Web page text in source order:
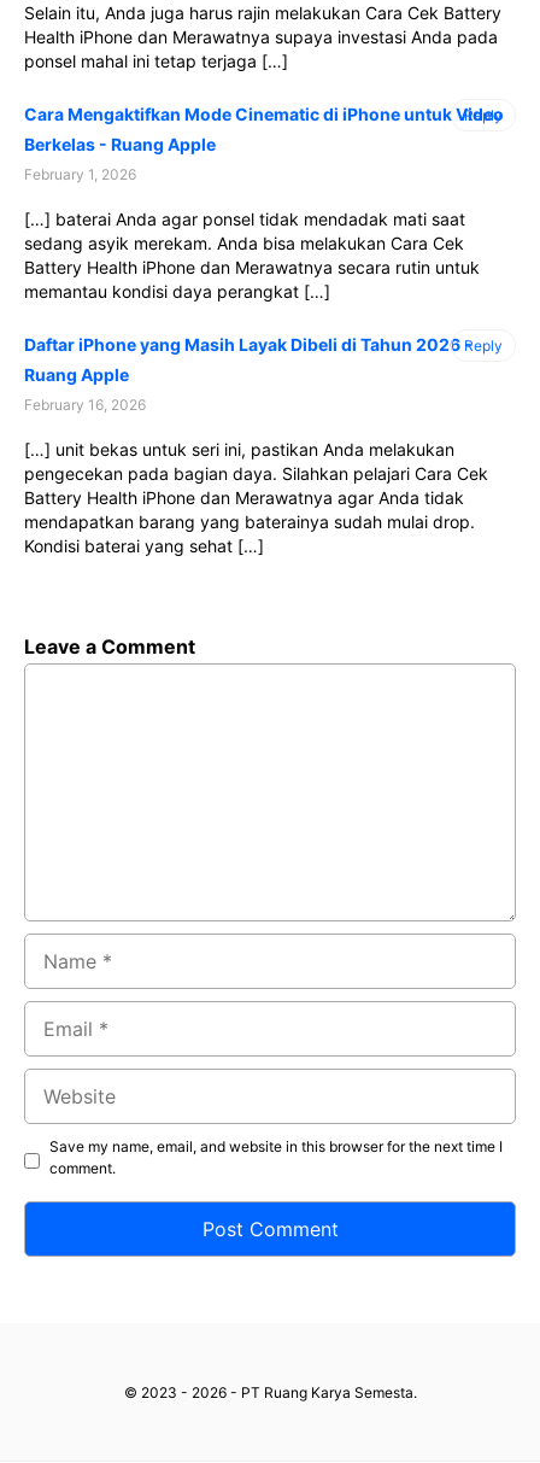
Selain itu, Anda juga harus rajin melakukan Cara Cek Battery
Health iPhone dan Merawatnya supaya investasi Anda pada
ponsel mahal ini tetap terjaga […]
Cara Mengaktifkan Mode Cinematic di iPhone untuk Video
Berkelas - Ruang Apple
February 1, 2026
[…] baterai Anda agar ponsel tidak mendadak mati saat
sedang asyik merekam. Anda bisa melakukan Cara Cek
Battery Health iPhone dan Merawatnya secara rutin untuk
memantau kondisi daya perangkat […]
Reply
Daftar iPhone yang Masih Layak Dibeli di Tahun 2026 -
Ruang Apple
February 16, 2026
[…] unit bekas untuk seri ini, pastikan Anda melakukan
pengecekan pada bagian daya. Silahkan pelajari Cara Cek
Battery Health iPhone dan Merawatnya agar Anda tidak
mendapatkan barang yang baterainya sudah mulai drop.
Kondisi baterai yang sehat […]
Reply
Leave a Comment
Comment
Name
Email
Website
Save my name, email, and website in this browser for the next time I
comment.
© 2023 - 2026 - PT Ruang Karya Semesta.